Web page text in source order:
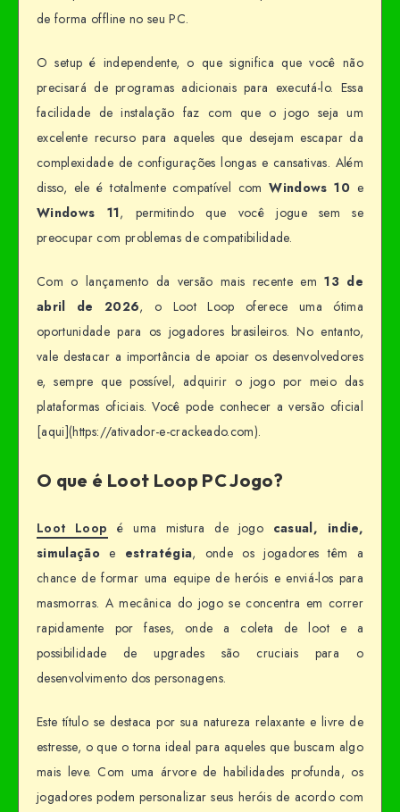
de forma offline no seu PC.
O setup é independente, o que significa que você não
precisará de programas adicionais para executá-lo. Essa
facilidade de instalação faz com que o jogo seja um
excelente recurso para aqueles que desejam escapar da
complexidade de configurações longas e cansativas. Além
disso, ele é totalmente compatível comWindows 10 e
Windows 11, permitindo que você jogue sem se
preocupar com problemas de compatibilidade.
Com o lançamento da versão mais recente em13 de
abril de 2026, o Loot Loop oferece uma ótima
oportunidade para os jogadores brasileiros. No entanto,
vale destacar a importância de apoiar os desenvolvedores
e, sempre que possível, adquirir o jogo por meio das
plataformas oficiais. Você pode conhecer a versão oficial
[aqui](https://ativador-e-crackeado.com).
O que é Loot Loop PC Jogo?
Loot Loop é uma mistura de jogo casual, indie,
simulação e estratégia, onde os jogadores têm a
chance de formar uma equipe de heróis e enviá-los para
masmorras. A mecânica do jogo se concentra em correr
rapidamente por fases, onde a coleta de loot e a
possibilidade de upgrades são cruciais para o
desenvolvimento dos personagens.
Este título se destaca por sua natureza relaxante e livre de
estresse, o que o torna ideal para aqueles que buscam algo
mais leve. Com uma árvore de habilidades profunda, os
jogadores podem personalizar seus heróis de acordo com